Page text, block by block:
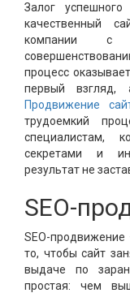
Залог
качественный
компании с
процесс
первый
Продвижение
трудоемкий
специалистам,
секретами и
результат не
SEO-
SEO-продвижение
то, чтобы сайт
выдаче по
простая: чем